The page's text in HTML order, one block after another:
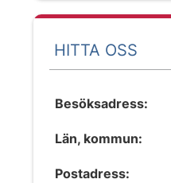
HITTA OSS
Besöksadress:
Län, kommun:
Postadress: